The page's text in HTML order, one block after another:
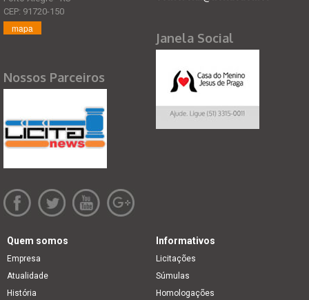
CEP: 91720-150
mapa
Nossos Parceiros
Janela Social
Quem somos
Empresa
Atualidade
História
Informativos
Licitações
Súmulas
Homologações